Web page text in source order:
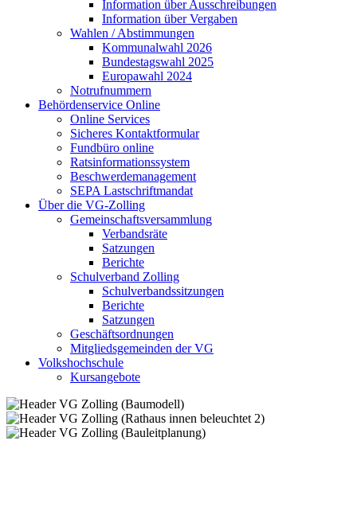
Information über Ausschreibungen
Information über Vergaben
Wahlen / Abstimmungen
Kommunalwahl 2026
Bundestagswahl 2025
Europawahl 2024
Notrufnummern
Behördenservice Online
Online Services
Sicheres Kontaktformular
Fundbüro online
Ratsinformationssystem
Beschwerdemanagement
SEPA Lastschriftmandat
Über die VG-Zolling
Gemeinschaftsversammlung
Verbandsräte
Satzungen
Berichte
Schulverband Zolling
Schulverbandssitzungen
Berichte
Satzungen
Geschäftsordnungen
Mitgliedsgemeinden der VG
Volkshochschule
Kursangebote